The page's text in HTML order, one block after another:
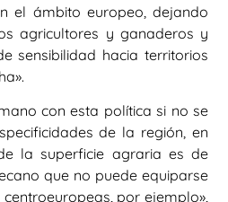
el ámbito europeo, dejando
agricultores y ganaderos y
sensibilidad hacia territorios
con esta política si no se
de la región, en
la superficie agraria es de
que no puede equiparse
por ejemplo»,